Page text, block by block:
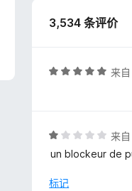
3,534 条评价
评
5
来
评
分
/
来
un blockeur de
标记